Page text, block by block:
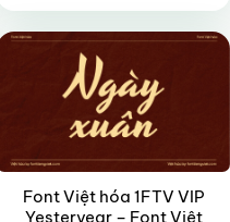
hạng4.95
sao
Font Việt hóa 1FTV VIP
Yesteryear – Font Việt